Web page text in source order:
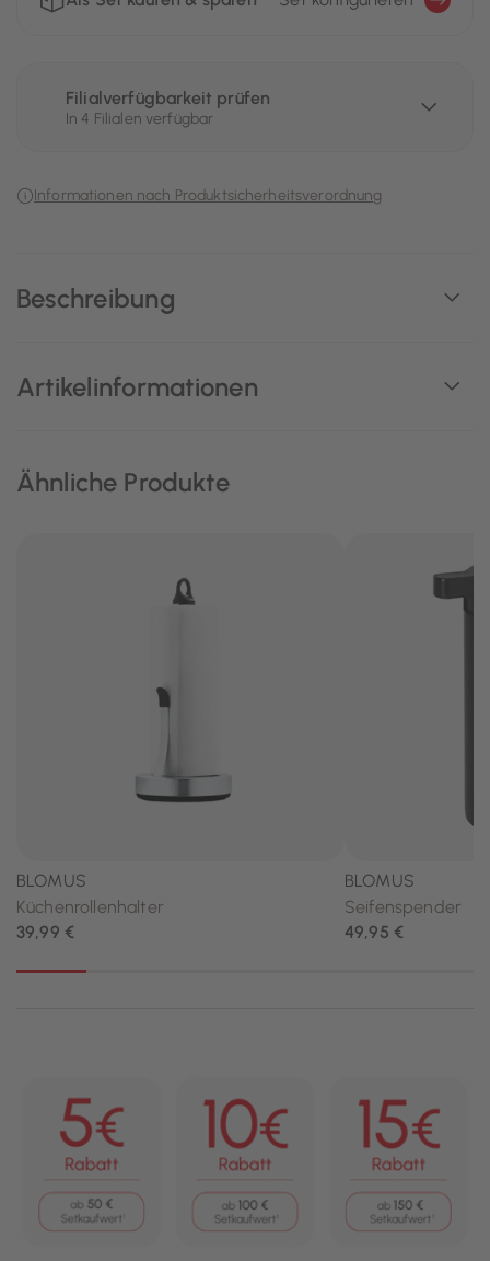
Beschreibung
Artikelinformationen
Filialverfügbarkeit prüfen
In 4 Filialen verfügbar
Informationen nach Produktsicherheitsverordnung